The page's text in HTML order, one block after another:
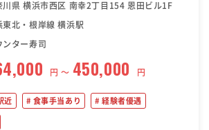
川県 横浜市西区 南幸2丁目154 恩田ビル1F
東北・根岸線 横浜駅
ンター寿司
円 〜 450,000 円
近 食事手当あり 経験者優遇